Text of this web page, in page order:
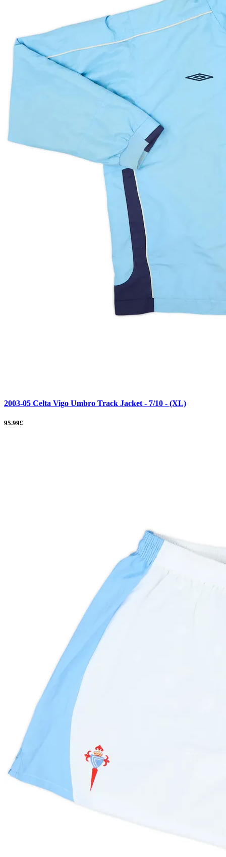
2003-05 Celta Vigo Umbro Track Jacket - 7/10 - (XL)
95.99£